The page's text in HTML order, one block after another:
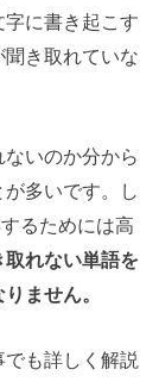
に書き起こす
き取れていな
いのか分から
多いです。し
るためには高
取れない単語を
ません。
も詳しく解説